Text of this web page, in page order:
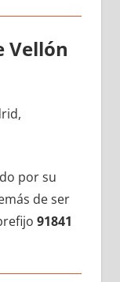
Vellón
pοr su
dе ser
91841